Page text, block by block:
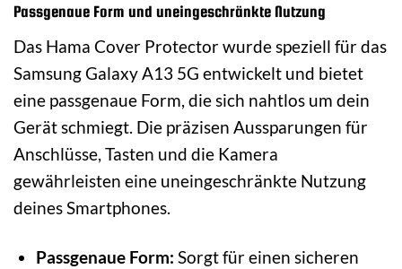
Passgenaue Form und uneingeschränkte Nutzung
Das Hama Cover Protector wurde speziell für das
Samsung Galaxy A13 5G entwickelt und bietet
eine passgenaue Form, die sich nahtlos um dein
Gerät schmiegt. Die präzisen Aussparungen für
Anschlüsse, Tasten und die Kamera
gewährleisten eine uneingeschränkte Nutzung
deines Smartphones.
Passgenaue Form: Sorgt für einen sicheren